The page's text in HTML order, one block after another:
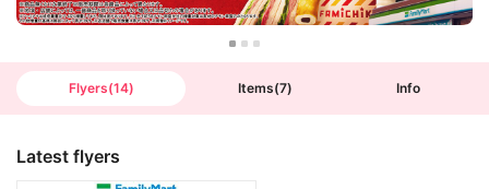
Flyers(14) Items(7) Info
Latest flyers